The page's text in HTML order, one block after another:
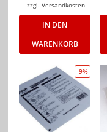
zzgl.Versandkosten
IN DEN
WARENKORB
-9%